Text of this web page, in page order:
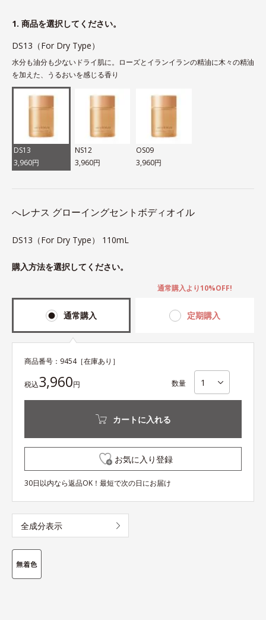
1. 商品を選択してください。
DS13（For Dry Type）
水分も油分も少ないドライ肌に。ローズとイランイランの精油に木々の精油
を加えた、うるおいを感じる香り
DS13
3,960円
NS12
3,960円
OS09
3,960円
へレナス グローイングセントボディオイル
DS13（For Dry Type） 110mL
購入方法を選択してください。
通常購入 定期購入
通常購入より10%OFF!
商品番号： 9454［在庫あり］
税込3,960円 数量
カートに入れる
お気に入り登録
30日以内なら返品OK！最短で次の日にお届け
全成分表示